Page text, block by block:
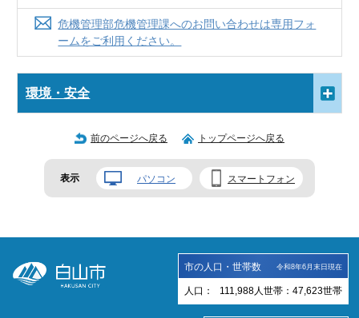
危機管理部危機管理課へのお問い合わせは専用フォ
ームをご利用ください。
環境・安全
前のページへ戻る トップページへ戻る
表示 パソコン スマートフォン
市の人口・世帯数 令和8年6月末日現在
人口： 111,988 人 世帯： 47,623世帯